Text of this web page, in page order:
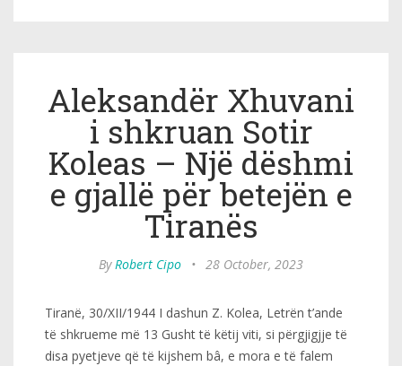
Aleksandër Xhuvani
i shkruan Sotir
Koleas – Një dëshmi
e gjallë për betejën e
Tiranës
ByRobert Cipo • 28 October, 2023
Tiranë, 30/XII/1944 I dashun Z. Kolea, Letrën t’ande
të shkrueme më 13 Gusht të këtij viti, si përgjigjje të
disa pyetjeve që të kijshem bâ, e mora e të falem